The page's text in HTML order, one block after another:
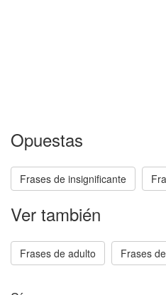
Opuestas
Frases de insignificante
Ver también
Frases de adulto Frases